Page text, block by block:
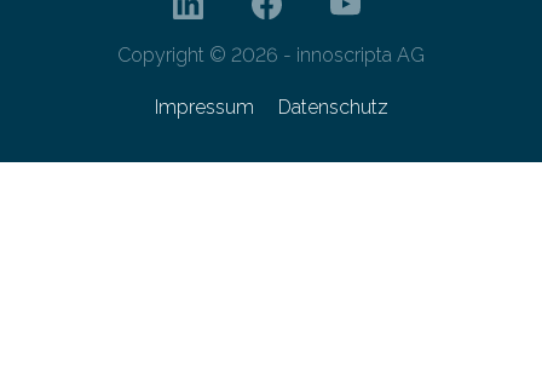
Copyright © 2026 - innoscripta AG
Impressum Datenschutz